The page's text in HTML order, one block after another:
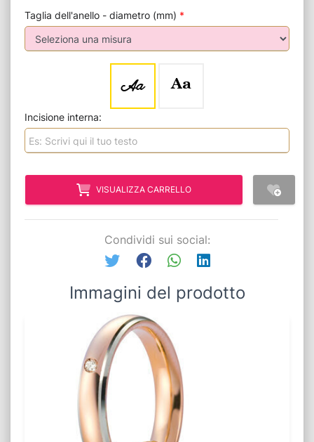
Taglia dell'anello - diametro (mm) *
Aa Aa
Incisione interna:
VISUALIZZA CARRELLO
Condividi sui social:
Immagini del prodotto